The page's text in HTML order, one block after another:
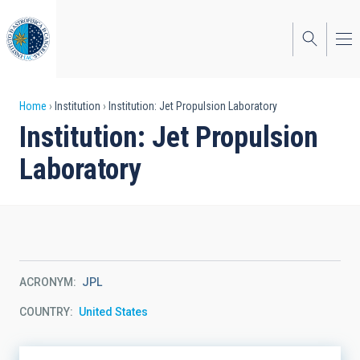
to
main
content
Breadcrumb
Home Institution Institution: Jet Propulsion Laboratory
Institution: Jet Propulsion
Laboratory
ACRONYM JPL
COUNTRY United States